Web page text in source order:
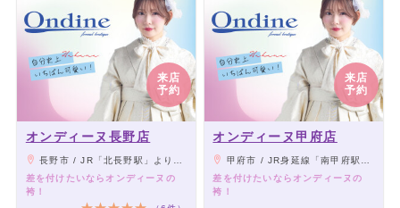
来店
予約
オンディーヌ長野店
長野市 / JR「北長野駅」より徒歩15分、車で5分
差を付けたいならオンディーヌの
袴！
来店
予約
オンディーヌ甲府店
甲府市 / JR身延線「南甲府駅」より車3分、国道20号線上町交差点を山梨園芸市場の方へ曲がり北へ200ｍ
差を付けたいならオンディーヌの
袴！